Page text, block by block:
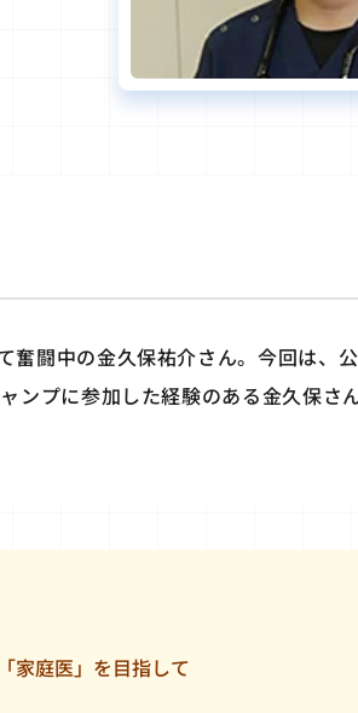
闘中の金久保祐介さん。今回は、
ンプに参加した経験のある金久保さ
家庭医」を目指して